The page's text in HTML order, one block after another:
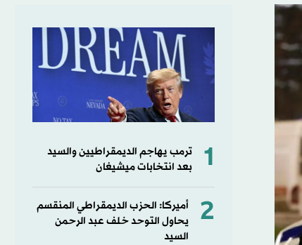
1
ترمب يهاجم الديمقراطيين والسيد
بعد انتخابات ميشيغان
2
أميركا: الحزب الديمقراطي المنقسم
يحاول التوحد خلف عبد الرحمن
السيد